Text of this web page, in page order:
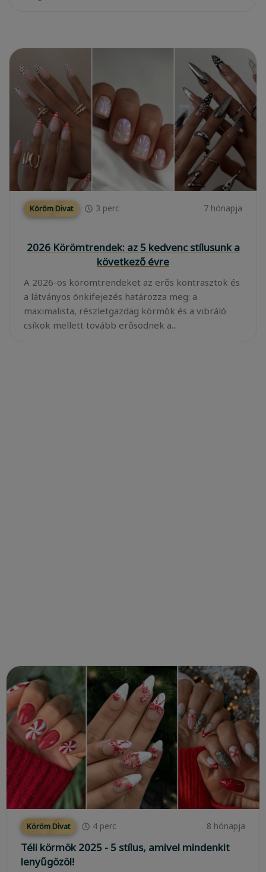
Köröm Divat 3 perc 7 hónapja
2026 Körömtrendek: az 5 kedvenc stílusunk a
következő évre
A 2026-os körömtrendeket az erős kontrasztok és
a látványos önkifejezés határozza meg: a
maximalista, részletgazdag körmök és a vibráló
csíkok mellett tovább erősödnek a...
Köröm Divat 4 perc 8 hónapja
Téli körmök 2025 - 5 stílus, amivel mindenkit
lenyűgözöl!